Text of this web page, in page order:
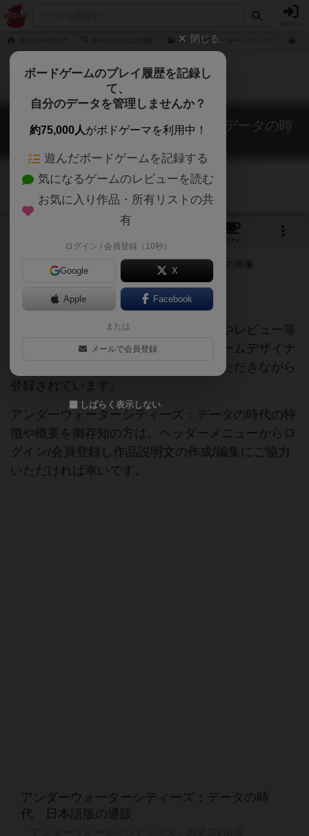
アンダーウォーターシティーズ
アンダーウォーターシティーズ：データの時
Underwater Cities: Data Era
カフェ
ご協力ください
当サイトに掲載されている作品説明文やレビュー等
の情報は、ボドゲーマ運営事務局・ゲームデザイナ
ーご本人様・有志の皆様にご協力をいただきながら
登録されています。
アンダーウォーターシティーズ：データの時代の特
徴や概要を御存知の方は、ヘッダーメニューからロ
グイン/会員登録し作品説明文の作成/編集にご協力
いただければ幸いです。
アンダーウォーターシティーズ：データの時
代 日本語版の通販
閉じる
ボードゲームのプレイ履歴を記録し
て、
自分のデータを管理しませんか？
約75,000人がボドゲーマを利用中！
遊んだボードゲームを記録する
気になるゲームのレビューを読む
お気に入り作品・所有リストの共
有
ログイン / 会員登録（10秒）
Google X
Apple Facebook
または
メールで会員登録
しばらく表示しない